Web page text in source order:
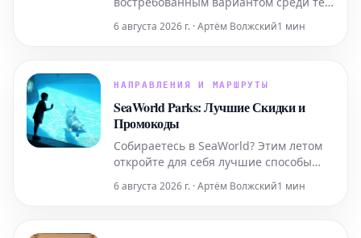
постоянное жительство. Ниже
6 августа 2026 г. · Артём Волжский1 мин
НАПРАВЛЕНИЯ И МАРШРУТЫ
SeaWorld Parks: Лучшие Скидки и
Промокоды
Собираетесь в SeaWorld? Этим летом
откройте для себя лучшие способы
временных специальных
6 августа 2026 г. · Артём Волжский1 мин